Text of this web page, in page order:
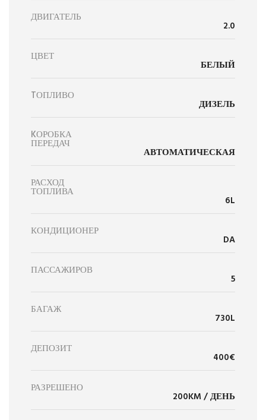
ДВИГАТЕЛЬ
2.0
ЦВЕТ
БЕЛЫЙ
TОПЛИВО
ДИЗЕЛЬ
KОРОБКА
ПЕРЕДАЧ
АВТОМАТИЧЕСКАЯ
РАСХОД
ТОПЛИВА
6L
КОНДИЦИОНЕР
DA
ПАССАЖИРОВ
5
БАГАЖ
730L
ДЕПОЗИТ
400€
РАЗРЕШЕНО
200KM / ДЕНЬ